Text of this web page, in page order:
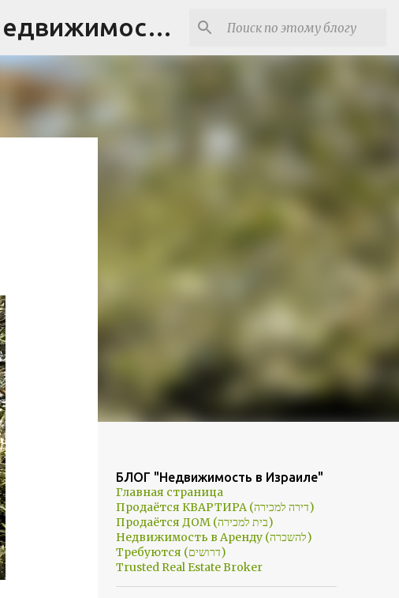
Real estate agent in Israel | תיווך בצפון - נדל"ן ישראל | Недвижимость в Израиле (блог)
БЛОГ "Недвижимость в Израиле"
Главная страница
Продаётся КВАРТИРА (דירה למכירה)
Продаётся ДОМ (בית למכירה)
Недвижимость в Аренду (להשכרה)
Требуются (דרושים)
Trusted Real Estate Broker